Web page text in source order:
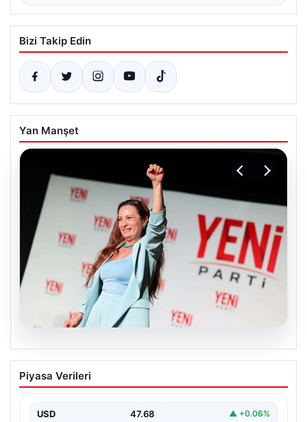
Bizi Takip Edin
Yan Manşet
Manisa’da Rüşvet Soruşturması: Yeni
Parti İl Başkanı İlksen Özalper
Manisa'da yaşanan rüşvet operasyonu kapsamında
Piyasa Verileri
USD 47.68 ▲ +0.06%